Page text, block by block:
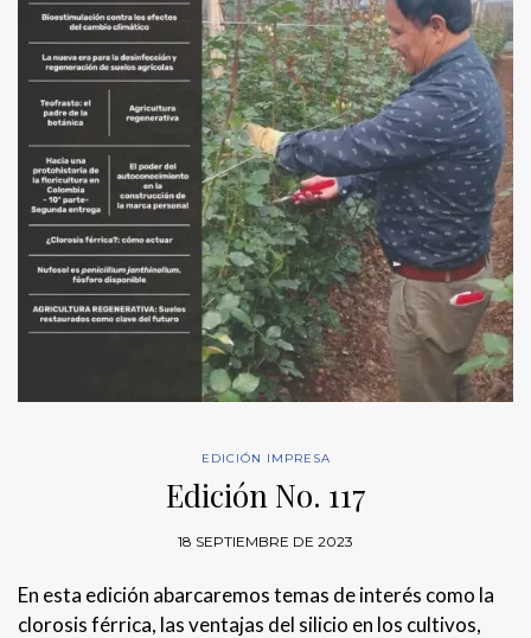
EDICIÓN IMPRESA
Edición No. 117
18 SEPTIEMBRE DE 2023
En esta edición abarcaremos temas de interés como la
clorosis férrica, las ventajas del silicio en los cultivos,